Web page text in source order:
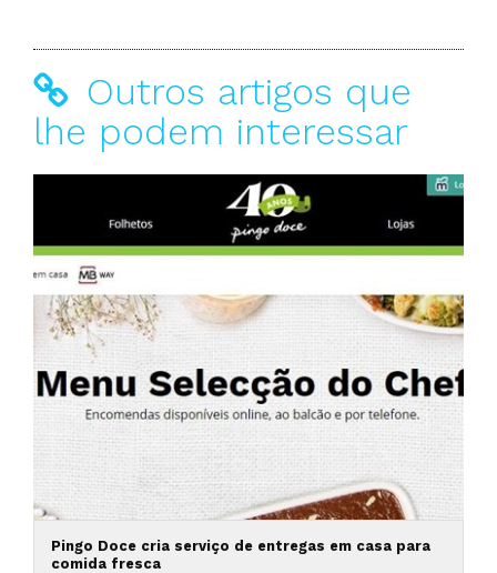
Outros artigos que
lhe podem interessar
Pingo Doce cria serviço de entregas em casa para
comida fresca